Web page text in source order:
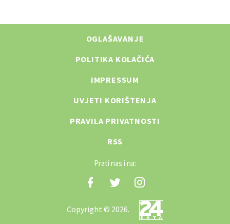
OGLAŠAVANJE
POLITIKA KOLAČIĆA
IMPRESSUM
UVJETI KORIŠTENJA
PRAVILA PRIVATNOSTI
RSS
Prati nas i na:
Copyright © 2026.